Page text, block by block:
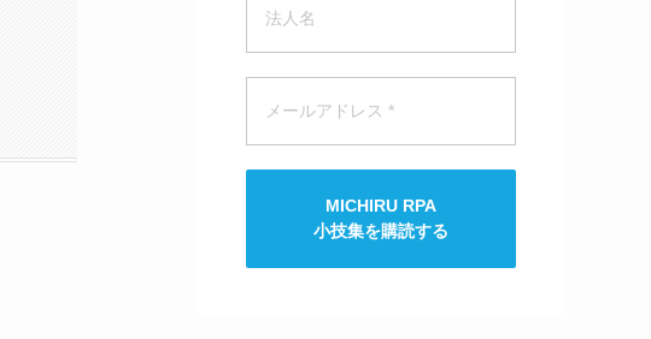
MICHIRU RPA
小技集を購読する